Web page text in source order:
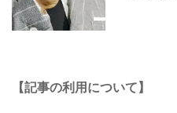
【記事の利用について】